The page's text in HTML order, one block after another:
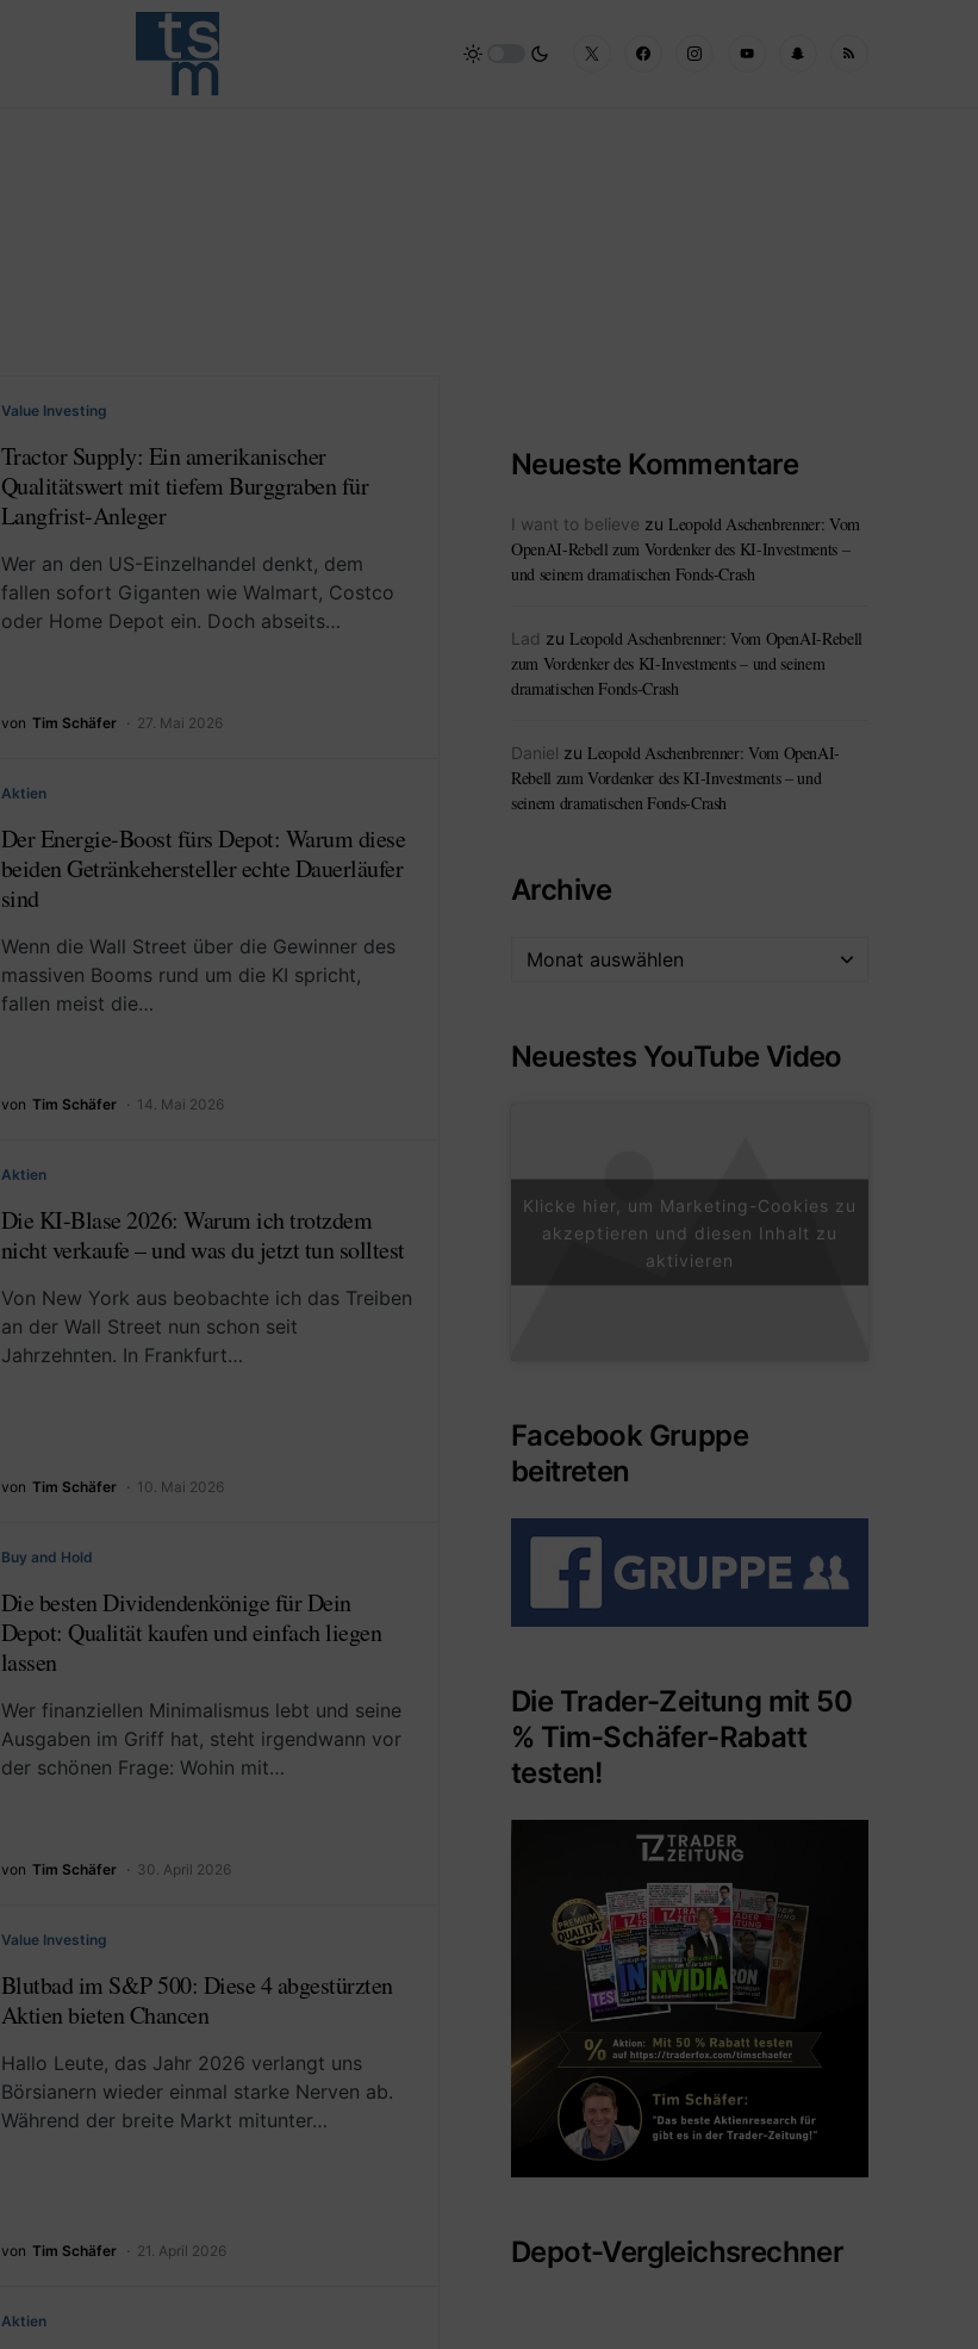
Value Investing
Tractor Supply: Ein amerikanischer
Qualitätswert mit tiefem Burggraben für
Langfrist-Anleger
Wer an den US-Einzelhandel denkt, dem
fallen sofort Giganten wie Walmart, Costco
oder Home Depot ein. Doch abseits…
von Tim Schäfer 27. Mai 2026
Aktien
Der Energie-Boost fürs Depot: Warum diese
beiden Getränkehersteller echte Dauerläufer
sind
Wenn die Wall Street über die Gewinner des
massiven Booms rund um die KI spricht,
fallen meist die…
von Tim Schäfer 14. Mai 2026
Aktien
Die KI-Blase 2026: Warum ich trotzdem
nicht verkaufe – und was du jetzt tun solltest
Von New York aus beobachte ich das Treiben
an der Wall Street nun schon seit
Jahrzehnten. In Frankfurt…
von Tim Schäfer 10. Mai 2026
Buy and Hold
Die besten Dividendenkönige für Dein
Depot: Qualität kaufen und einfach liegen
lassen
Wer finanziellen Minimalismus lebt und seine
Ausgaben im Griff hat, steht irgendwann vor
der schönen Frage: Wohin mit…
von Tim Schäfer 30. April 2026
Value Investing
Blutbad im S&P 500: Diese 4 abgestürzten
Aktien bieten Chancen
Hallo Leute, das Jahr 2026 verlangt uns
Börsianern wieder einmal starke Nerven ab.
Während der breite Markt mitunter…
von Tim Schäfer 21. April 2026
Aktien
Neueste Kommentare
I want to believe zu Leopold Aschenbrenner: Vom
OpenAI-Rebell zum Vordenker des KI-Investments –
und seinem dramatischen Fonds-Crash
Lad zu Leopold Aschenbrenner: Vom OpenAI-Rebell
zum Vordenker des KI-Investments – und seinem
dramatischen Fonds-Crash
Daniel zu Leopold Aschenbrenner: Vom OpenAI-
Rebell zum Vordenker des KI-Investments – und
seinem dramatischen Fonds-Crash
Archive
Neuestes YouTube Video
Klicke hier, um Marketing-Cookies zu
akzeptieren und diesen Inhalt zu
aktivieren
Facebook Gruppe
beitreten
Die Trader-Zeitung mit 50
% Tim-Schäfer-Rabatt
testen!
Depot-Vergleichsrechner